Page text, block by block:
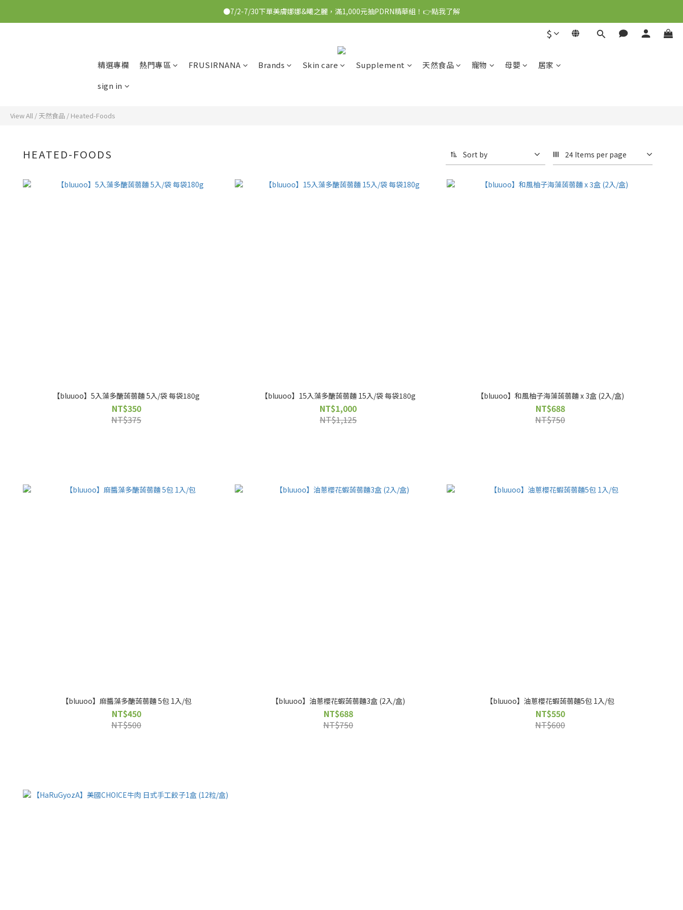
●7/2-7/30下單美膚娜娜&曦之麗，滿1,000元抽PDRN精華組！👉點我了解
●7/2-7/30下單美膚娜娜&曦之麗，滿1,000元抽PDRN精華組！👉點我了解
●每3,000點可以折抵NT$100
$
精選專欄 熱門專區 FRUSIRNANA Brands Skin care Supplement 天然食品 寵物 母嬰
居家
sign in
View All / 天然食品 / Heated-Foods
HEATED-FOODS Sort by 24 Items per page
【bluuoo】5入藻多醣蒟蒻麵 5入/袋 每袋180g
NT$350
NT$375
【bluuoo】15入藻多醣蒟蒻麵 15入/袋 每袋180g
NT$1,000
NT$1,125
【bluuoo】和風柚子海藻蒟蒻麵 x 3盒 (2入/盒)
NT$688
NT$750
【bluuoo】麻醬藻多醣蒟蒻麵 5包 1入/包
NT$450
NT$500
【bluuoo】油蔥櫻花蝦蒟蒻麵3盒 (2入/盒)
NT$688
NT$750
【bluuoo】油蔥櫻花蝦蒟蒻麵5包 1入/包
NT$550
NT$600